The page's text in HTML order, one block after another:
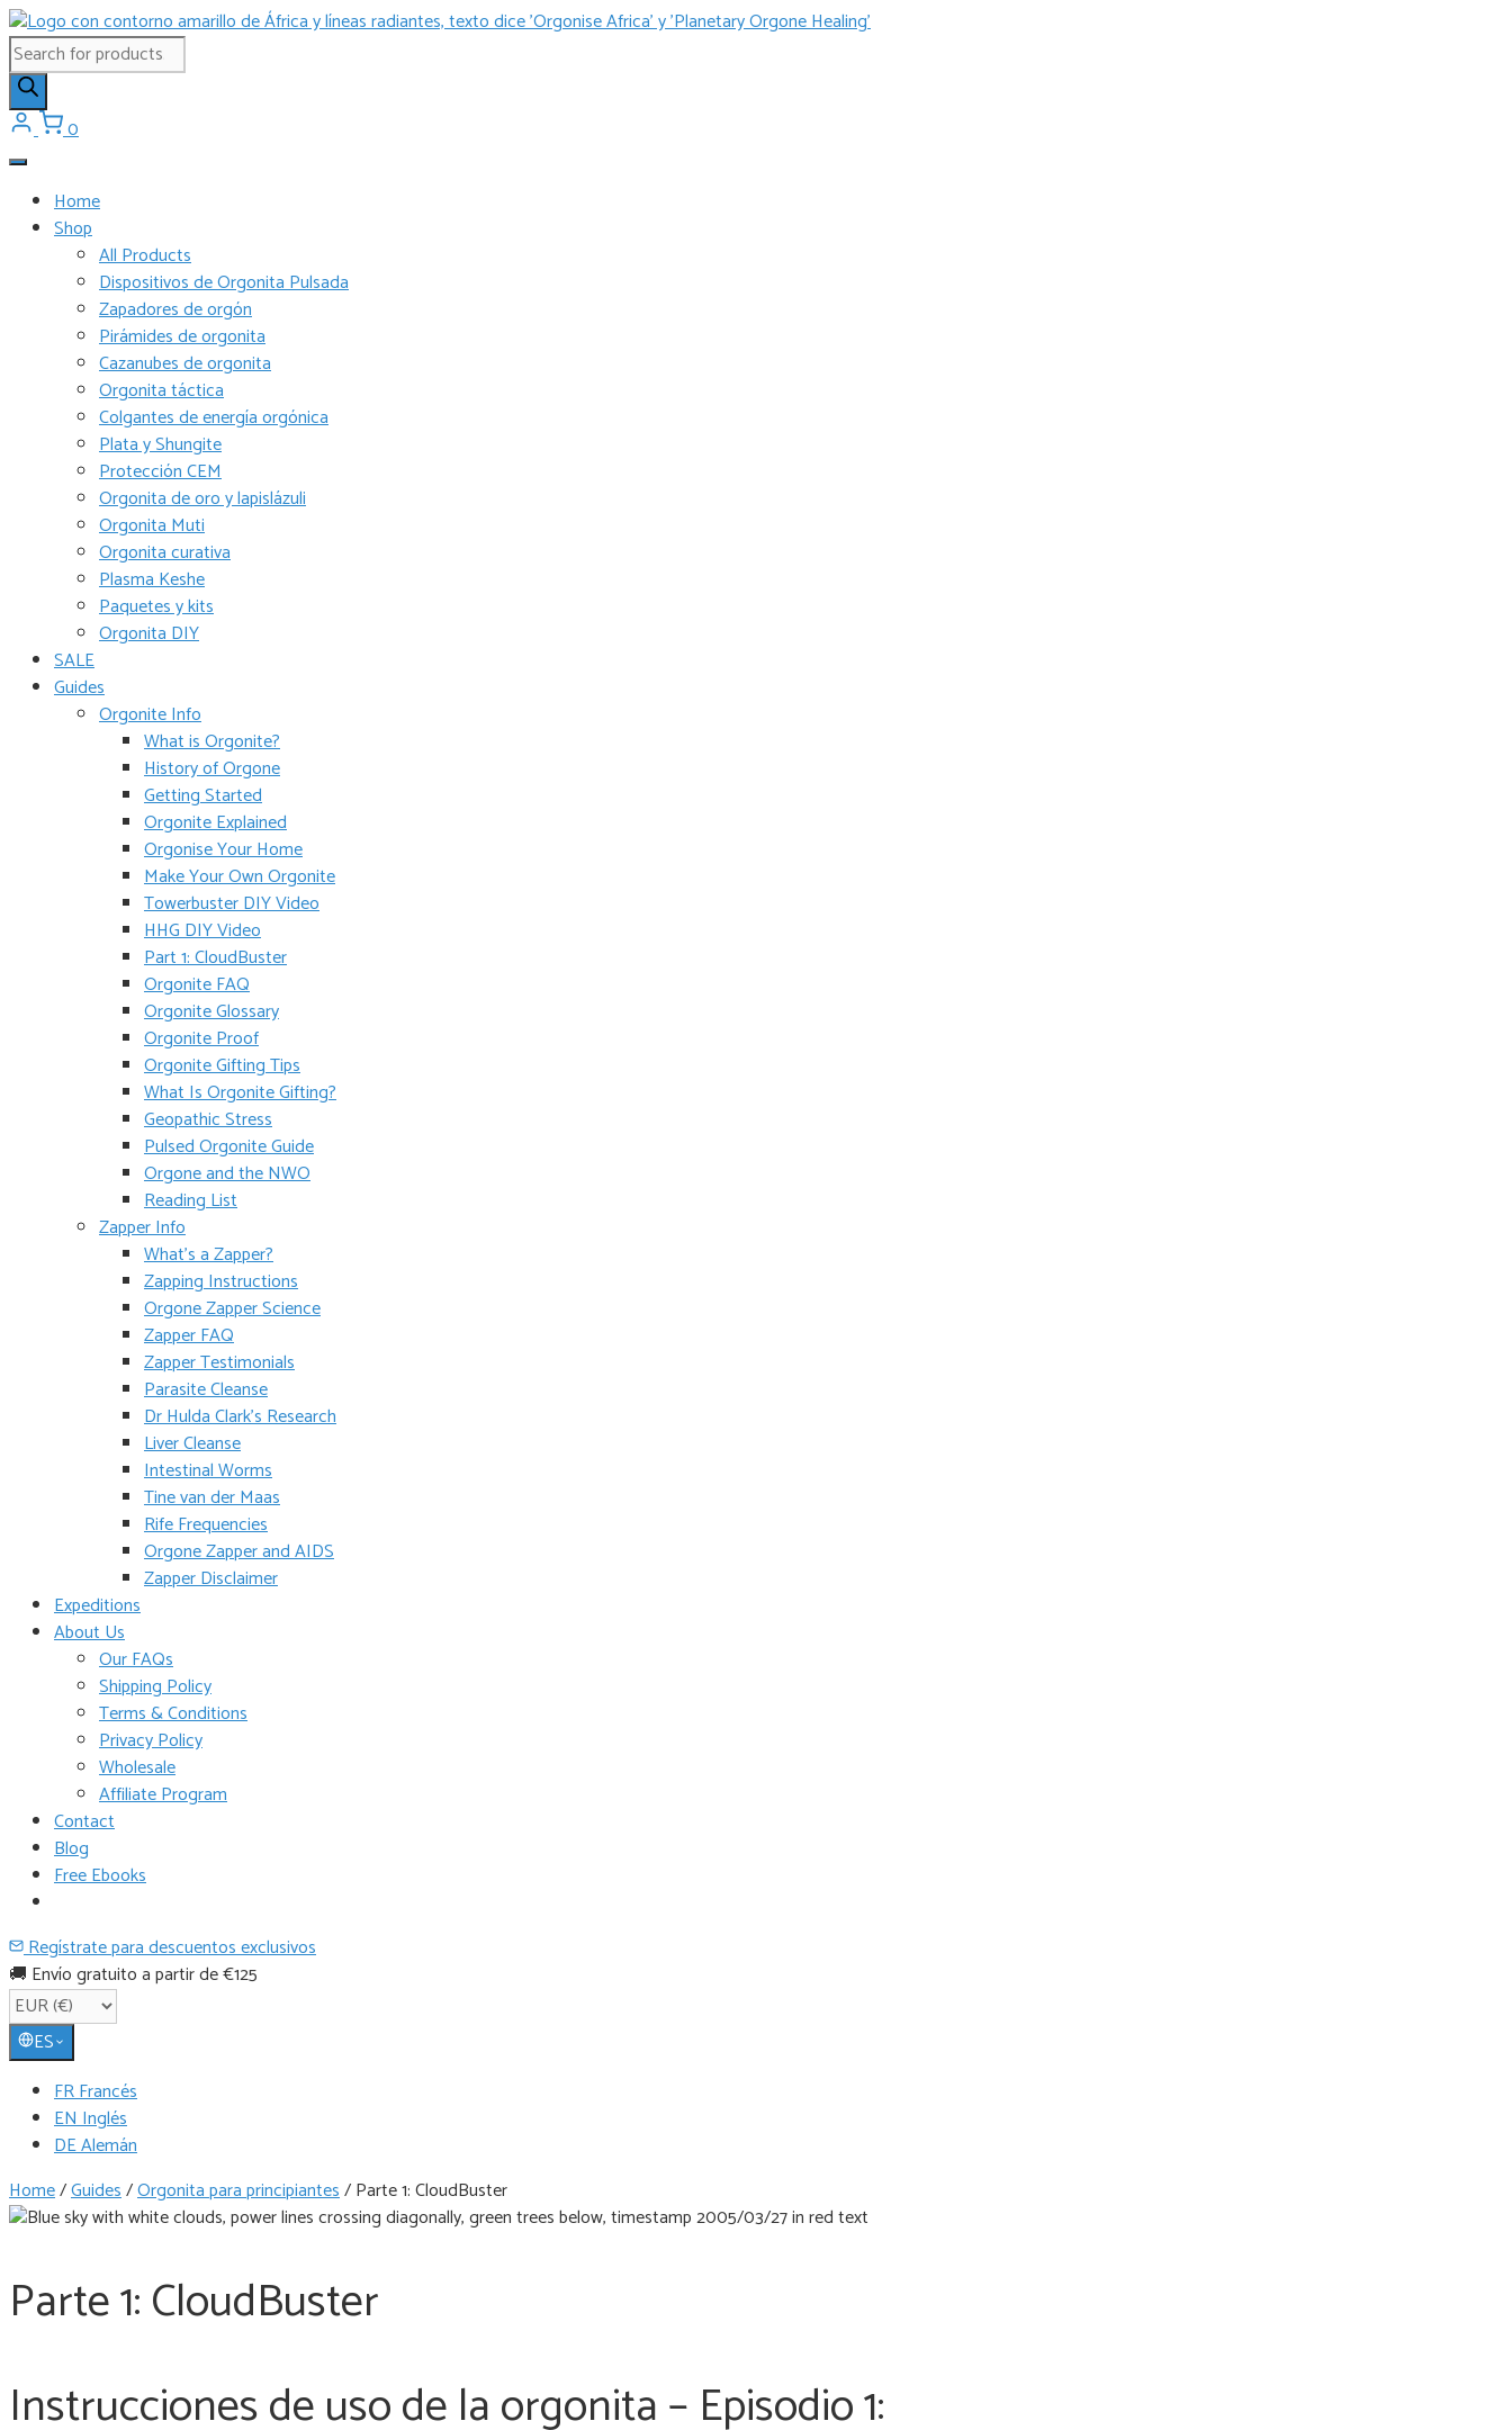
Saltar
al
contenido
Búsqueda
de
productos
0
Home
Shop
All Products
Dispositivos de Orgonita Pulsada
Zapadores de orgón
Pirámides de orgonita
Cazanubes de orgonita
Orgonita táctica
Colgantes de energía orgónica
Plata y Shungite
Protección CEM
Orgonita de oro y lapislázuli
Orgonita Muti
Orgonita curativa
Plasma Keshe
Paquetes y kits
Orgonita DIY
SALE
Guides
Orgonite Info
What is Orgonite?
History of Orgone
Getting Started
Orgonite Explained
Orgonise Your Home
Make Your Own Orgonite
Towerbuster DIY Video
HHG DIY Video
Part 1: CloudBuster
Orgonite FAQ
Orgonite Glossary
Orgonite Proof
Orgonite Gifting Tips
What Is Orgonite Gifting?
Geopathic Stress
Pulsed Orgonite Guide
Orgone and the NWO
Reading List
Zapper Info
What’s a Zapper?
Zapping Instructions
Orgone Zapper Science
Zapper FAQ
Zapper Testimonials
Parasite Cleanse
Dr Hulda Clark’s Research
Liver Cleanse
Intestinal Worms
Tine van der Maas
Rife Frequencies
Orgone Zapper and AIDS
Zapper Disclaimer
Expeditions
About Us
Our FAQs
Shipping Policy
Terms & Conditions
Privacy Policy
Wholesale
Affiliate Program
Contact
Blog
Free Ebooks
Regístrate para descuentos exclusivos
🚚 Envío gratuito a partir de €125
ES
FR Francés
EN Inglés
DE Alemán
Home/Guides/Orgonita para principiantes/Parte 1: CloudBuster
Parte 1: CloudBuster
Instrucciones de uso de la orgonita – Episodio 1: